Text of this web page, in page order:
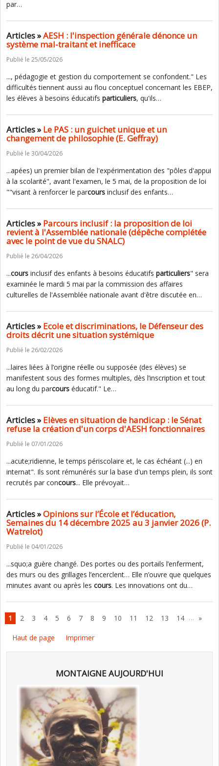
par…
Articles »AESH : l'inspection générale dénonce un
système mal-traitant et inefficace
Publié le 25/05/2026
..., pédagogie et gestion du comportement se confondent." Les
difficultés tiennent aussi au flou conceptuel concernant les EBEP,
les élèves à besoins éducatifs particuliers, qu'ils…
Articles »Le PAS : un guichet unique et un
changement de philosophie (E. Geffray)
Publié le 30/04/2026
...apées) un premier bilan de l'expérimentation des "pôles d'appui
à la scolarité", avant l'examen, le 5 mai, de la proposition de loi
""visant à renforcer le parcours inclusif des enfants…
Articles »Parcours inclusif : la proposition de loi
revient à l'Assemblée nationale (dépêche complétée
avec le point de vue du SNALC)
Publié le 26/04/2026
...cours inclusif des enfants à besoins éducatifs particuliers" sera
examinée le mardi 5 mai par la commission des affaires
culturelles de l'Assemblée nationale avant d'être discutée en…
Articles »Ecole et discriminations, le Défenseur des
droits décrit une situation systémique
Publié le 26/02/2026
...laires liées à l’origine réelle ou supposée (des élèves) se
manifestent sous des formes multiples, dès l’inscription et tout
au long du parcours éducatif." Le…
Articles »Elèves en situation de handicap : le Sénat
refuse la création d'un corps d'AESH fonctionnaires
Publié le 07/01/2026
...acute;ridienne, le temps périscolaire et, le cas échéant (...) en
internat". Ils sont rémunérés sur la base d'un temps plein, ils sont
recrutés par concours... Elle prévoyait…
Articles »Opinions sur l’École et l’éducation,
Semaines du 14 décembre 2025 au 3 janvier 2026 (P.
Watrelot)
Publié le 04/01/2026
...squo;a guère changé. Des portes ou des portails l’enferment,
des murs ou des grillages l’encerclent… Elle n’ouvre que quelques
minutes avant ou après les cours. Les innovations ont du…
1 2 3 4 5 6 7 8 9 10 11 12 13 14 … »
Haut de page Imprimer
MONTAIGNE AUJOURD'HUI